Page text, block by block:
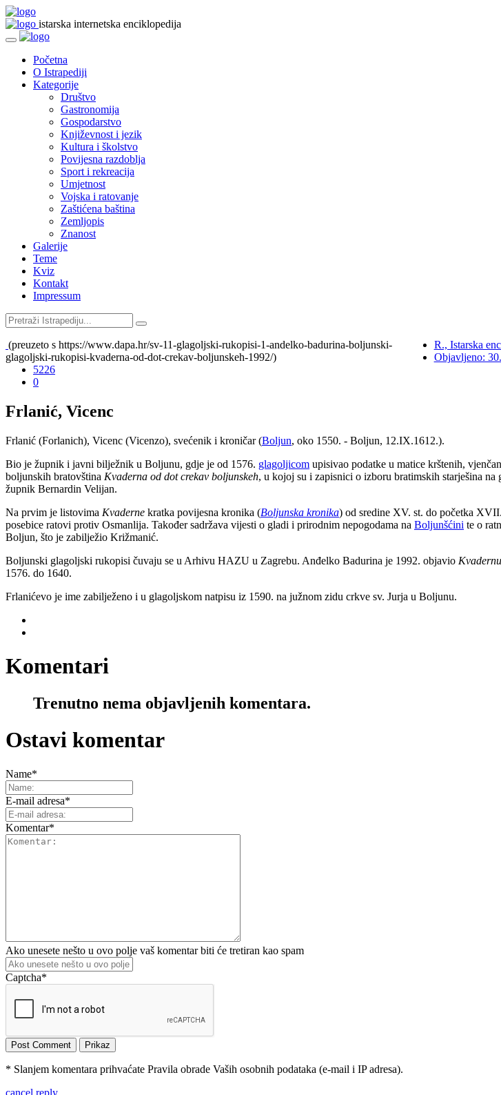
istarska internetska enciklopedija
Početna
O Istrapediji
Kategorije
Društvo
Gastronomija
Gospodarstvo
Književnost i jezik
Kultura i školstvo
Povijesna razdoblja
Sport i rekreacija
Umjetnost
Vojska i ratovanje
Zaštićena baština
Zemljopis
Znanost
Galerije
Teme
Kviz
Kontakt
Impressum
(preuzeto s https://www.dapa.hr/sv-11-glagoljski-rukopisi-1-andelko-badurina-boljunski-
glagoljski-rukopisi-kvaderna-od-dot-crekav-boljunskeh-1992/)
R., Istarska
Objavljeno:
5226
0
Frlanić, Vicenc
Frlanić (Forlanich), Vicenc (Vicenzo), svećenik i kroničar (Boljun, oko 1550. - Boljun, 12.IX.1612.).
Bio je župnik i javni bilježnik u Boljunu, gdje je od 1576. glagoljicom upisivao podatke u matice krštenih,
boljunskih bratovština Kvaderna od dot crekav boljunskeh, u kojoj su i zapisnici o izboru bratimskih starješina
župnik Bernardin Velijan.
Na prvim je listovima Kvaderne kratka povijesna kronika (Boljunska kronika) od sredine XV. st. do početka
posebice ratovi protiv Osmanlija. Također sadržava vijesti o gladi i prirodnim nepogodama na Boljunšćini te o
Boljun, što je zabilježio Križmanić.
Boljunski glagoljski rukopisi čuvaju se u Arhivu HAZU u Zagrebu. Anđelko Badurina je 1992. objavio
1576. do 1640.
Frlanićevo je ime zabilježeno i u glagoljskom natpisu iz 1590. na južnom zidu crkve sv. Jurja u Boljunu.
Komentari
Trenutno nema objavljenih komentara.
Ostavi komentar
Name*
E-mail adresa*
Komentar*
Ako unesete nešto u ovo polje vaš komentar biti će tretiran kao spam
Captcha*
* Slanjem komentara prihvaćate Pravila obrade Vaših osobnih podataka (e-mail i IP adresa).
cancel reply